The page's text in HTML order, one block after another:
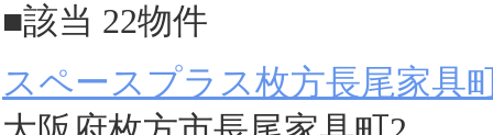
■該当 22物件
スペースプラス枚方長尾家具